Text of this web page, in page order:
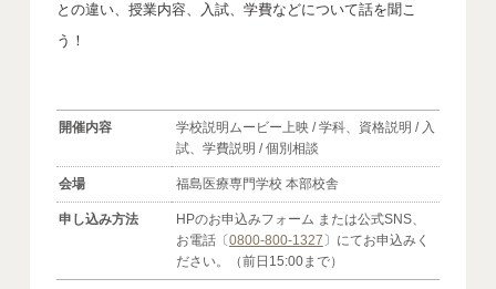
との違い、授業内容、入試、学費などについて話を聞こ
う！
開催内容
学校説明ムービー上映 / 学科、資格説明 / 入
試、学費説明 / 個別相談
会場 福島医療専門学校 本部校舎
申し込み方法
HPのお申込みフォーム または公式SNS、
お電話〔0800-800-1327 〕にてお申込みく
ださい。（前日15:00まで）